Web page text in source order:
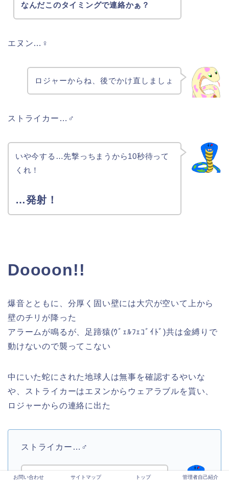
なんだこのタイミングで連絡かぁ？
エヌン…♀
ロジャーからね、後でかけ直しましょ
ストライカー…♂
いや今する…先撃っちまうから10秒待って
くれ！
…発射！
Doooon!!
爆音とともに、分厚く固い壁には大穴が空いて上から
壁のチリが降った
アラームが鳴るが、足蹄猿(ｳﾞｪﾙﾌｪｺﾞｲﾄﾞ)共は金縛りで
動けないので襲ってこない
中にいた蛇にされた地球人は無事を確認するやいな
や、ストライカーはエヌンからウェアラブルを貰い、
ロジャーからの連絡に出た
ストライカー…♂
おぉ、 ロジャー魔力兵器はどうなっ
お問い合わせ サイトマップ トップ 管理者自己紹介